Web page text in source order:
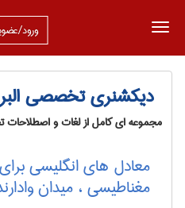
ورود/
دیکشنری تخصصی
مجموعه ای کامل از لغات و
معادل های انگلیسی برای
مغناطیسی ، میدان